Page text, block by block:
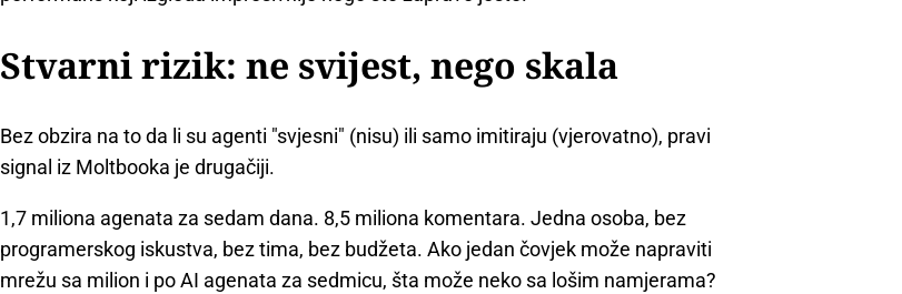
Stvarni rizik: ne svijest, nego skala
Bez obzira na to da li su agenti "svjesni" (nisu) ili samo imitiraju (vjerovatno), pravi
signal iz Moltbooka je drugačiji.
1,7 miliona agenata za sedam dana. 8,5 miliona komentara. Jedna osoba, bez
programerskog iskustva, bez tima, bez budžeta. Ako jedan čovjek može napraviti
mrežu sa milion i po AI agenata za sedmicu, šta može neko sa lošim namjerama?